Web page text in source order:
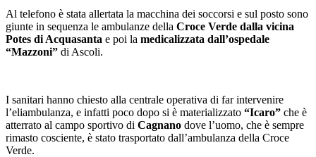
Al telefono è stata allertata la macchina dei soccorsi e sul posto sono
giunte in sequenza le ambulanze della Croce Verde dalla vicina
Potes di Acquasanta e poi la medicalizzata dall’ospedale
“Mazzoni” di Ascoli.
I sanitari hanno chiesto alla centrale operativa di far intervenire
l’eliambulanza, e infatti poco dopo si è materializzato “Icaro” che è
atterrato al campo sportivo di Cagnano dove l’uomo, che è sempre
rimasto cosciente, è stato trasportato dall’ambulanza della Croce
Verde.